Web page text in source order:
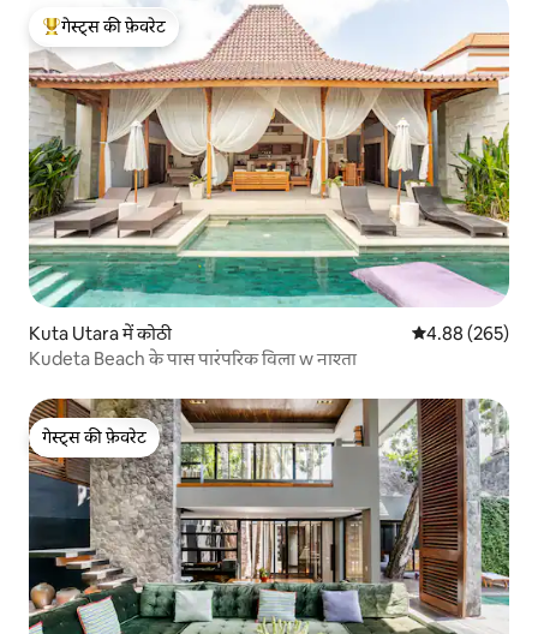
गेस्ट्स का टॉप फ़ेवरेट
गेस्ट्स की फ़ेवरेट
Kuta Utara में कोठी औसत रेटिंग 5 में से
4.88 (265)
Kudeta Beach के पास पारंपरिक विला w नाश्ता
गेस्ट्स की फ़ेवरेट
गेस्ट्स की फ़ेवरेट